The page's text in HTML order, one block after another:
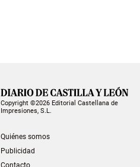
Copyright ©2026 Editorial Castellana de
Impresiones, S.L.
Quiénes somos
Publicidad
Contacto